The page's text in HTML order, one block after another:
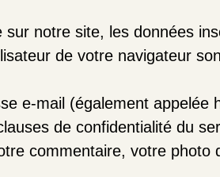
notre site, les données
de votre navigateur
e-mail (également appelée
de confidentialité du
commentaire, votre photo